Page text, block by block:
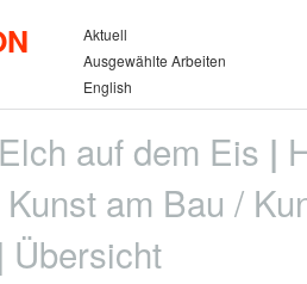
Aktuell
Ausgewählte Arbeiten
English
auf dem Eis
Kunst am Bau /
Übersicht